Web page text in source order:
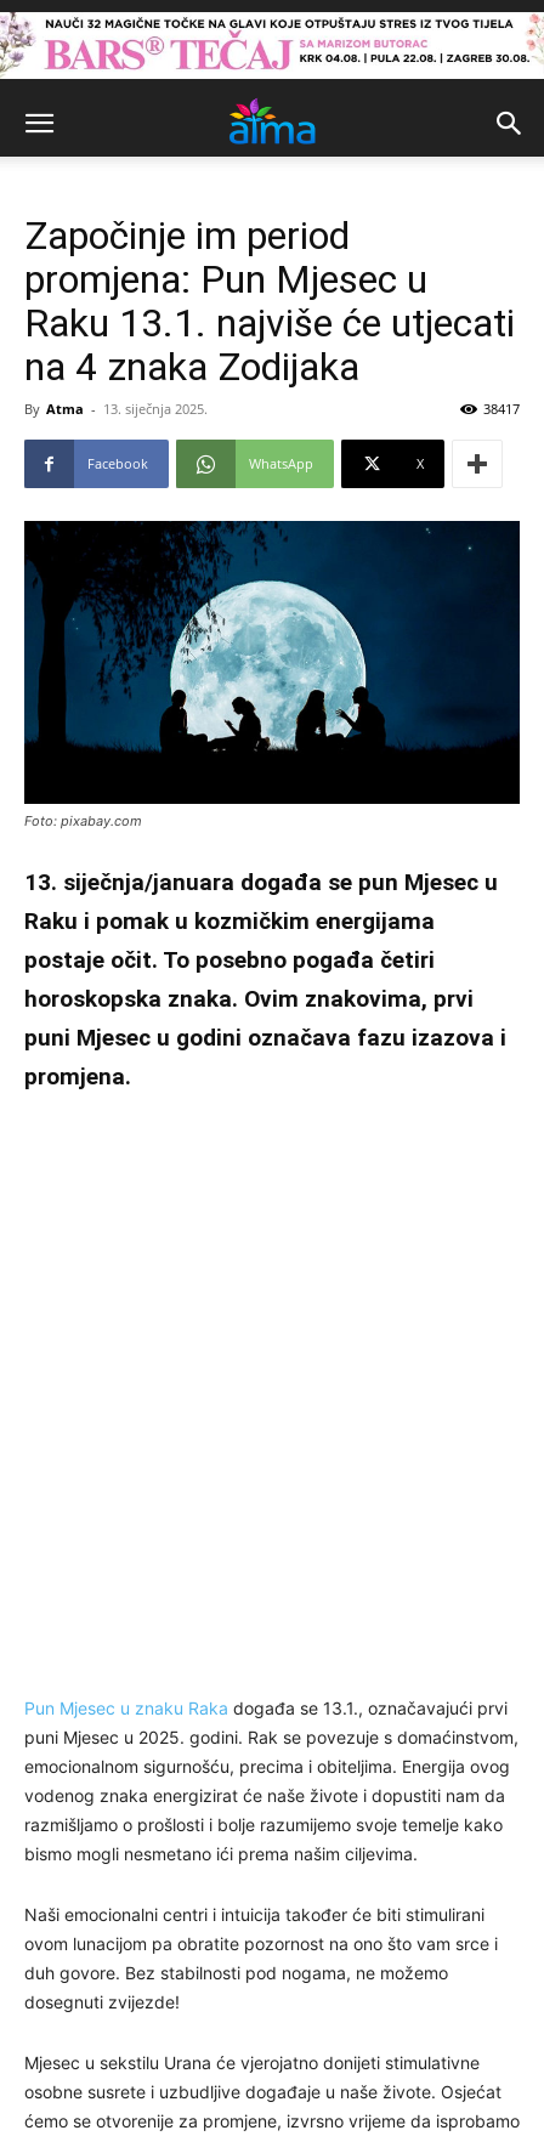
Započinje im period
promjena: Pun Mjesec u
Raku 13.1. najviše će utjecati
na 4 znaka Zodijaka
By Atma - 13. siječnja 2025. 38417
Facebook WhatsApp X
Foto: pixabay.com
13. siječnja/januara događa se pun Mjesec u
Raku i pomak u kozmičkim energijama
postaje očit. To posebno pogađa četiri
horoskopska znaka. Ovim znakovima, prvi
puni Mjesec u godini označava fazu izazova i
promjena.
Pun Mjesec u znaku Raka događa se 13.1., označavajući prvi
puni Mjesec u 2025. godini. Rak se povezuje s domaćinstvom,
emocionalnom sigurnošću, precima i obiteljima. Energija ovog
vodenog znaka energizirat će naše živote i dopustiti nam da
razmišljamo o prošlosti i bolje razumijemo svoje temelje kako
bismo mogli nesmetano ići prema našim ciljevima.
Naši emocionalni centri i intuicija također će biti stimulirani
ovom lunacijom pa obratite pozornost na ono što vam srce i
duh govore. Bez stabilnosti pod nogama, ne možemo
dosegnuti zvijezde!
Mjesec u sekstilu Urana će vjerojatno donijeti stimulativne
osobne susrete i uzbudljive događaje u naše živote. Osjećat
ćemo se otvorenije za promjene, izvrsno vrijeme da isprobamo